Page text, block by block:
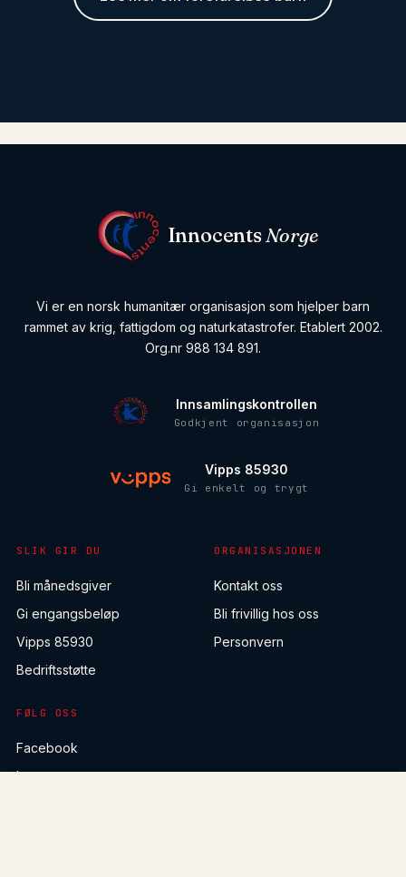
InnocentsNorge
Vi er en norsk humanitær organisasjon som hjelper barn
rammet av krig, fattigdom og naturkatastrofer. Etablert 2002.
Org.nr 988 134 891.
Innsamlingskontrollen
Godkjent organisasjon
Vipps 85930
Gi enkelt og trygt
SLIK GIR DU
Bli månedsgiver
Gi engangsbeløp
Vipps 85930
Bedriftsstøtte
ORGANISASJONEN
Kontakt oss
Bli frivillig hos oss
Personvern
FØLG OSS
Facebook
Instagram